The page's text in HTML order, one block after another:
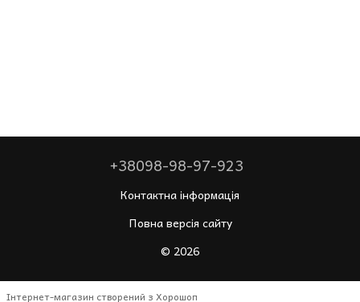
+38098-98-97-923
Контактна інформація
Повна версія сайту
© 2026
Інтернет-магазин створений з Хорошоп